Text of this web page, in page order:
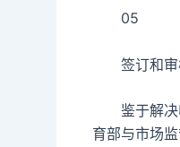
05
签订和审
鉴于解决
育部与市场